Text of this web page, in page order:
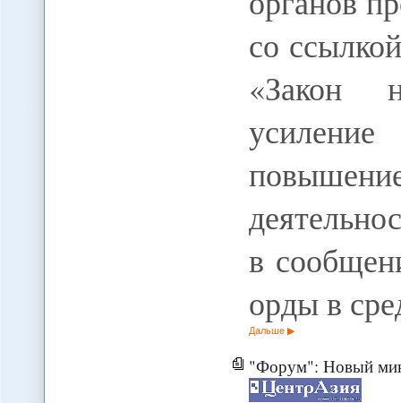
со
«Закон
в
орды в
Дальше
"Форум": Новый